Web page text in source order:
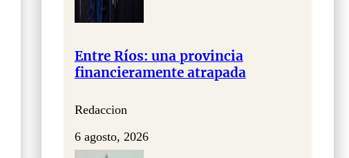
Entre Ríos: una provincia
financieramente atrapada
Redaccion
6 agosto, 2026